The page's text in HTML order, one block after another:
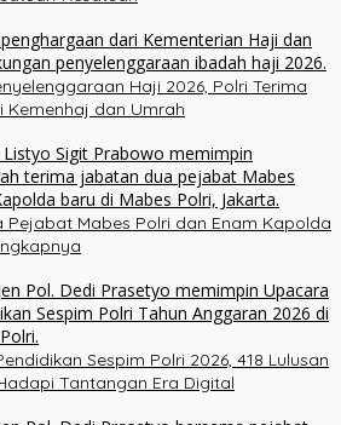
Haji 2026, Polri Terima
Kemenhaj dan Umrah
Pejabat Mabes Polri dan Enam Kapolda
Sespim Polri 2026, 418 Lulusan
Tantangan Era Digital